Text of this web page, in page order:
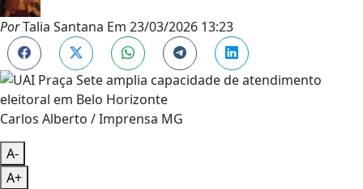
PorTalia Santana Em 23/03/2026 13:23
Carlos Alberto / Imprensa MG
A-
A+